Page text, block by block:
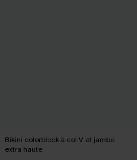
Bikini colorblock à col V et jambe
extra haute